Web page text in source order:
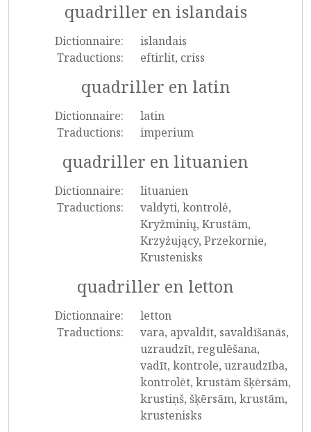
quadriller en islandais
Dictionnaire:
islandais
Traductions:
eftirlit, criss
quadriller en latin
Dictionnaire:
latin
Traductions:
imperium
quadriller en lituanien
Dictionnaire:
lituanien
Traductions:
valdyti, kontrolė,
Kryžminių, Krustām,
Krzyżujący, Przekornie,
Krustenisks
quadriller en letton
Dictionnaire:
letton
Traductions:
vara, apvaldīt, savaldīšanās,
uzraudzīt, regulēšana,
vadīt, kontrole, uzraudzība,
kontrolēt, krustām šķērsām,
krustiņš, šķērsām, krustām,
krustenisks